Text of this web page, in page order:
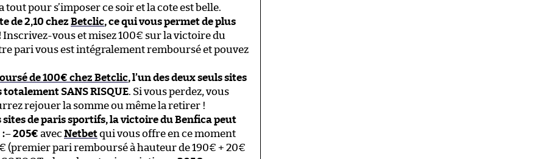
pour s’imposer ce soir et la cote est belle.
de 2,10 chez Betclic, ce qui vous permet de plus
Inscrivez-vous et misez 100€ sur la victoire du
pari vous est intégralement remboursé et pouvez
de 100€ chez Betclic, l’un des deux seuls sites
SANS RISQUE. Si vous perdez, vous
rejouer la somme ou même la retirer !
sites de paris sportifs, la victoire du Benfica peut
:–205€ avec Netbetqui vous offre en ce moment
(premier pari remboursé à hauteur de 190€ + 20€